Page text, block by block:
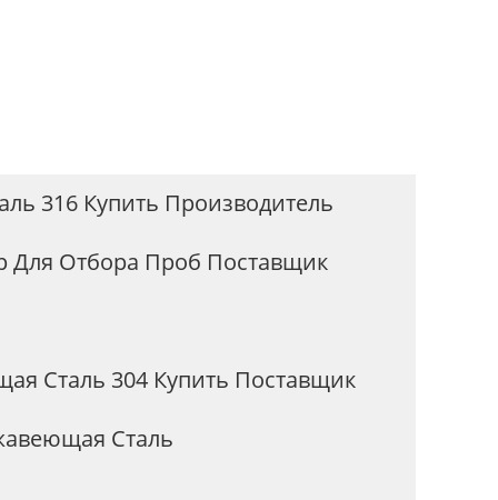
316 Купить Производитель
Для Отбора Проб Поставщик
Сталь 304 Купить Поставщик
Сталь